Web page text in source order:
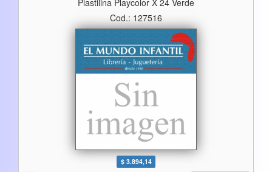
Cod.: 127516
$ 3.894,14